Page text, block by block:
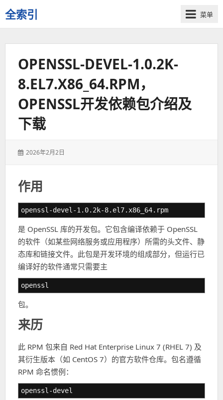
全索引
一
些
菜单
OPENSSL-DEVEL-1.0.2K-
8.EL7.X86_64.RPM，
OPENSSL开发依赖包介绍及
下载
发
2026年2月2日
作用
openssl-devel-1.0.2k-8.el7.x86_64.rpm
是 OpenSSL 库的开发包。它包含编译依赖于 OpenSSL
的软件（如某些网络服务或应用程序）所需的头文件、静
态库和链接文件。此包是开发环境的组成部分，但运行已
编译好的软件通常只需要主
openssl
包。
来历
此 RPM 包来自 Red Hat Enterprise Linux 7 (RHEL 7) 及
其衍生版本（如 CentOS 7）的官方软件仓库。包名遵循
RPM 命名惯例：
openssl-devel